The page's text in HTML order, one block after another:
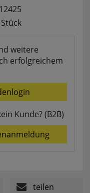
weitere
erfolgreichem
Kunde? (B2B)
teilen